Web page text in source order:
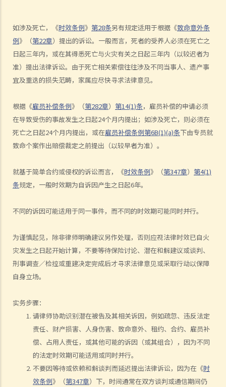
如涉及死亡，《时效条例》 第28条另有规定适用于根据《致命意外条
例》（第22章）提出的诉讼。一般而言，死者的受养人必须在死亡之
日起三年内，或在其得悉死亡与火灾有关之日起三年内（以较迟者为
准）提出法律诉讼。由于死亡相关索偿往往涉及不同当事人、遗产事
宜及重迭的损失范畴，家属应尽快寻求法律意见。
根据《雇员补偿条例》（第282章） 第14(1)条，雇员补偿的申请必须
在导致受伤的事故发生之日起24个月内提出；如涉及死亡，则必须在
死亡之日起24个月内提出，或在雇员补偿条例第6B(1)(a)条下由专员就
致命个案作出赔偿裁定之前提出（以较早者为准）。
就基于简单合约或侵权的诉讼而言，《时效条例》（第347章） 第4(1)
条规定，一般时效期为自诉因产生之日起6年。
不同的诉因可能适用于同一事件，而不同的时效期可能同时并行。
为谨慎起见，除非律师明确建议另作处理，否则应视法律时效已自火
灾发生之日起开始计算，不要等待保险讨论、潜在和解建议或谈判、
刑事调查／检控或重建决定完成后才寻求法律意见或采取行动以保障
自身立场。
实务步骤：
请律师协助识别潜在被告及其相关诉因，例如疏忽、违反法定
责任、财产损害、人身伤害、致命意外、租约、合约、雇员补
偿、占用人责任，或其他可能的诉因（或其组合），因为不同
的法定时效期可能适用或同时并行。
不要因等待或依赖和解谈判而延迟提出法律诉讼，因为在《时
效条例》（第347章）下，时间通常在双方谈判或通信期间仍
7. 属实申述
8. 委托专家拟备报告的守则
9. 核对表评检及案件管理问卷
10. 案件管理会议
11. 审讯前的复核
就人身伤害提出申索，是否存在时限？
就人身伤害提出申索，会取得多少赔偿？
涉及非致命意外的申索
若我因人身伤害提出申索，可否申请法律援助？
法律援助
法律援助辅助计划
切勿寻求索偿代理协助处理申索
我的家人在意外中身亡。我可否代表死者展开人身伤亡诉讼？在控告犯
错的一方之前，我需要依循甚么程序？
死因裁判法庭有甚么作用？
火灾中受伤的雇员
因工受伤以及有关补偿
赔偿责任
怎样才算是因工及在雇用期间遭遇意外（简称工伤意外）？
在甚么情况下，雇主不需要为其雇员的工伤负上赔偿责任？